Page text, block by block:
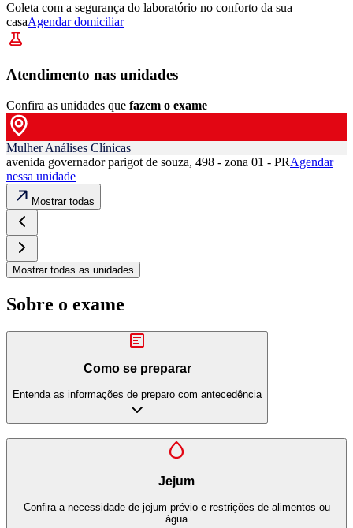
Coleta com a segurança do laboratório no conforto da sua
casaAgendar domiciliar
Atendimento nas unidades
Confira as unidades que fazem o exame
Mulher Análises Clínicas
avenida governador parigot de souza, 498 - zona 01 - PRAgendar
nessa unidade
Mostrar todas
Mostrar todas as unidades
Sobre o exame
Como se preparar
Entenda as informações de preparo com antecedência
Jejum
Confira a necessidade de jejum prévio e restrições de alimentos ou
água